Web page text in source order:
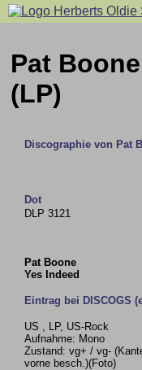
Pat
(LP)
Discographie von Pat
Dot
DLP 3121
Pat Boone
Yes Indeed
Eintrag bei DISCOGS
US , LP, US-Rock
Aufnahme: Mono
Zustand: vg+ / vg-
vorne besch.)(Foto)